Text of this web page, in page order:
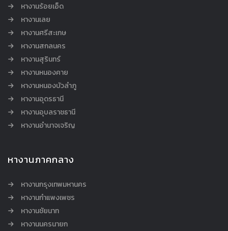
หางานร้อยเอ็ด
หางานเลย
หางานศรีสะเกษ
หางานสกลนคร
หางานสุรินทร์
หางานหนองคาย
หางานหนองบัวลำภู
หางานอุดรธานี
หางานอุบลราชธานี
หางานอำนาจเจริญ
หางานภาคกลาง
หางานกรุงเทพมหานคร
หางานกำแพงเพชร
หางานชัยนาท
หางานนครนายก